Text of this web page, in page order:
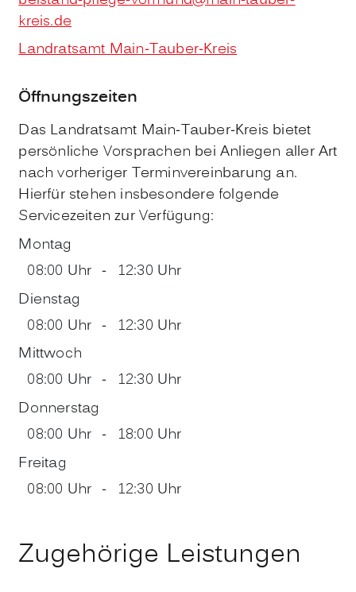
kreis.de
Landratsamt Main-Tauber-Kreis
Öffnungszeiten
Das Landratsamt Main-Tauber-Kreis bietet
persönliche Vorsprachen bei Anliegen aller Art
nach vorheriger Terminvereinbarung an.
Hierfür stehen insbesondere folgende
Servicezeiten zur Verfügung:
Montag
08:00 Uhr - 12:30 Uhr
Dienstag
08:00 Uhr - 12:30 Uhr
Mittwoch
08:00 Uhr - 12:30 Uhr
Donnerstag
08:00 Uhr - 18:00 Uhr
Freitag
08:00 Uhr - 12:30 Uhr
Zugehörige Leistungen